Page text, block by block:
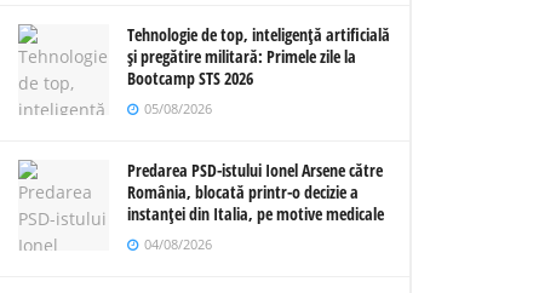
Tehnologie de top, inteligență artificială
și pregătire militară: Primele zile la
Bootcamp STS 2026
05/08/2026
Predarea PSD-istului Ionel Arsene către
România, blocată printr-o decizie a
instanței din Italia, pe motive medicale
04/08/2026